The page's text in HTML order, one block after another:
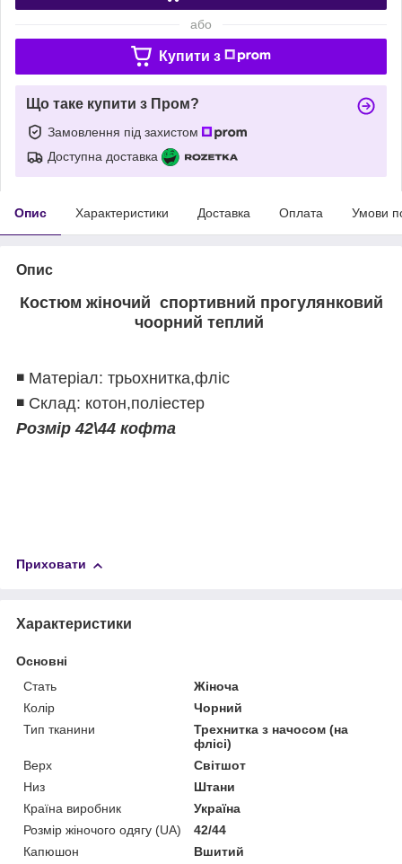
або
Купити з
Що таке купити з Пром?
Замовлення під захистом
Доступна доставка
Опис Характеристики Доставка Оплата Умови
Опис
Костюм жіночий спортивний прогулянковий
чоорний теплий
◾️ Матеріал: трьохнитка,фліс
◾️ Склад: котон,поліестер
Розмір 42\44 кофта
Приховати
Характеристики
Основні
Стать
Жіноча
Колір
Чорний
Тип тканини
Трехнитка з начосом (на
флісі)
Верх
Світшот
Низ
Штани
Країна виробник
Україна
Розмір жіночого одягу (UA)
42/44
Капюшон
Вшитий